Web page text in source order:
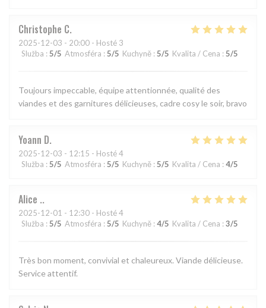
Christophe C
2025-12-03 - 20:00 - Hosté 3
Služba : 5/5 Atmosféra : 5/5 Kuchyně : 5/5 Kvalita / Cena : 5/5
Toujours impeccable, équipe attentionnée, qualité des
viandes et des garnitures délicieuses, cadre cosy le soir, bravo
Yoann D
2025-12-03 - 12:15 - Hosté 4
Služba : 5/5 Atmosféra : 5/5 Kuchyně : 5/5 Kvalita / Cena : 4/5
Alice .
2025-12-01 - 12:30 - Hosté 4
Služba : 5/5 Atmosféra : 5/5 Kuchyně : 4/5 Kvalita / Cena : 3/5
Très bon moment, convivial et chaleureux. Viande délicieuse.
Service attentif.